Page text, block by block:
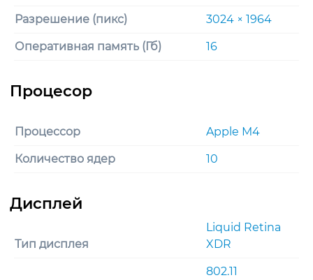
Разрешение (пикс) 3024 × 1964
Оперативная память (Гб) 16
Процессор Apple M4
Количество ядер 10
Тип дисплея
Liquid Retina
XDR
802.11